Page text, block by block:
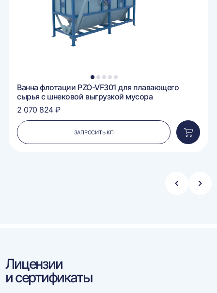
1 2 3 4 5
Ванна флотации PZO-VF301 для плавающего
сырья с шнековой выгрузкой мусора
2 070 824 ₽
ЗАПРОСИТЬ КП
в
Стрелка
Лицензии
и сертификаты